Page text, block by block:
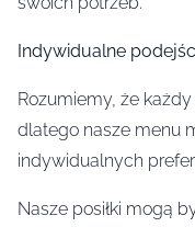
Indywidualne
Rozumiemy, że
dlatego nasze menu
indywidualnych
Nasze posiłki mogą